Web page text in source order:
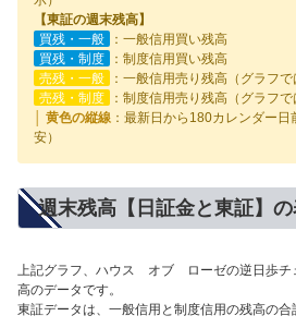
【東証の週末残高】
買残・一般
：一般信用買い残高
買残・制度
：制度信用買い残高
売残・一般
：一般信用売り残高（グラフで
売残・制度
：制度信用売り残高（グラフで
│ 黄色の縦線 ：最新日から180カレンダー
安）
週末残高【日証金と東証】
上記グラフ、ハウス オブ ローゼの逆日歩チ
高のデータです。
東証データは、一般信用と制度信用の残高の合